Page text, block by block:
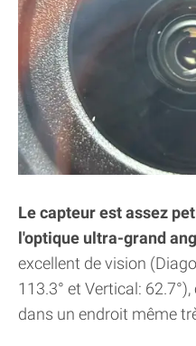
Le capteur est assez
l'optique ultra-grand
excellent de vision
113.3° et Vertical:
dans un endroit même